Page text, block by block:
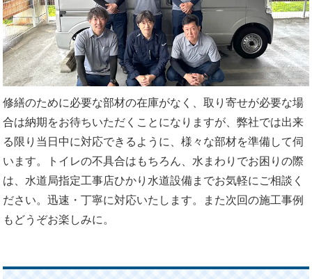
修繕のために必要な部材の在庫がなく、取り寄せが必要な場
合は納期をお待ちいただくことになりますが、弊社では出来
る限り当日中に対応できるように、様々な部材を準備して伺
います。トイレの不具合はもちろん、水まわりでお困りの際
は、水道局指定工事店ひかり水道設備までお気軽にご相談く
ださい。迅速・丁寧に対応いたします。また次回の施工事例
もどうぞお楽しみに。